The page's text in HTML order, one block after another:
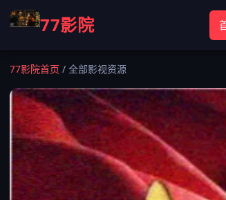
77影院
77影院首页 / 全部影视资源